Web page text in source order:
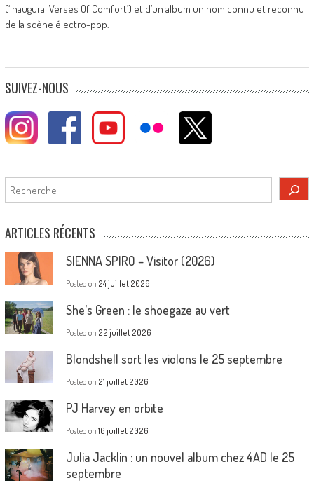
(‘Inaugural Verses Of Comfort’) et d’un album un nom connu et reconnu
de la scène électro-pop.
SUIVEZ-NOUS
Rechercher
ARTICLES RÉCENTS
SIENNA SPIRO – Visitor (2026)
Posted on 24 juillet 2026
She’s Green : le shoegaze au vert
Posted on 22 juillet 2026
Blondshell sort les violons le 25 septembre
Posted on 21 juillet 2026
PJ Harvey en orbite
Posted on 16 juillet 2026
Julia Jacklin : un nouvel album chez 4AD le 25
septembre